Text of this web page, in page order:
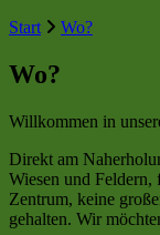
Start
Wo?
Wo?
Willkommen in
Direkt am
Wiesen und
Zentrum, keine
gehalten. Wir